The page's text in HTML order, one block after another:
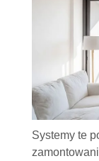
Systemy te